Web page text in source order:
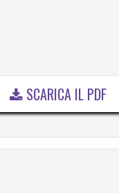
SCARICA IL PDF